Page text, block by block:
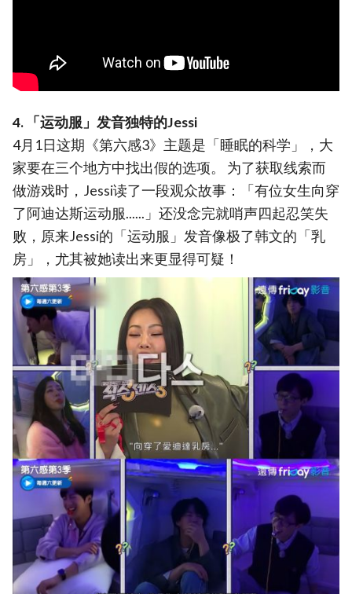
4. 「运动服」发音独特的Jessi
4月1日这期《第六感3》主题是「睡眠的科学」，大
家要在三个地方中找出假的选项。 为了获取线索而
做游戏时，Jessi读了一段观众故事：「有位女生向穿
了阿迪达斯运动服......」还没念完就哨声四起忍笑失
败，原来Jessi的「运动服」发音像极了韩文的「乳
房」，尤其被她读出来更显得可疑！